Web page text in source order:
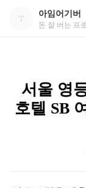
아임어기버
돈 잘 버는 프
서울 영
호텔 SB